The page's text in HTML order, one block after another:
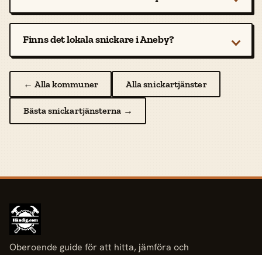
Finns det lokala snickare i Aneby?
← Alla kommuner Alla snickartjänster
Bästa snickartjänsterna →
Oberoende guide för att hitta, jämföra och